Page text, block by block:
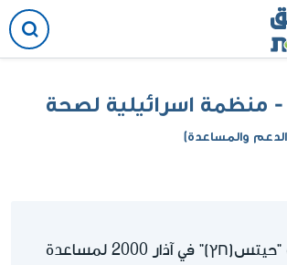
اسرائيلية لصحة
والمساعدة)
أقيمت جمعية "حيتس(חץ)" في آذار 2000 لمساعدة